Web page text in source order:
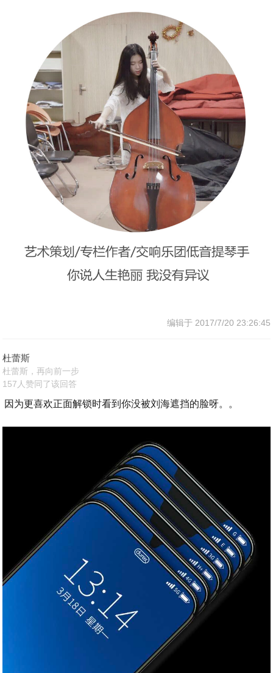
编辑于 2017/7/20 23:26:45
杜蕾斯
杜蕾斯，再向前一步
157人赞同了该回答
因为更喜欢正面解锁时看到你没被刘海遮挡的脸呀。。